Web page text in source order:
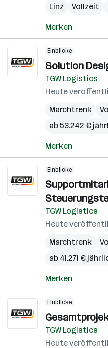
Linz
Vollzeit
Merken
Einblicke
Solution
TGW Logistics
Heute
Marchtrenk
ab 53.242 €
Merken
Einblicke
TGW Logistics
Heute
Marchtrenk
ab 41.271 €
Merken
Einblicke
TGW Logistics
Heute